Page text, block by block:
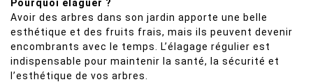
Pourquoi élaguer ?
Avoir des arbres dans son jardin apporte une belle
esthétique et des fruits frais, mais ils peuvent devenir
encombrants avec le temps. L’élagage régulier est
indispensable pour maintenir la santé, la sécurité et
l’esthétique de vos arbres.